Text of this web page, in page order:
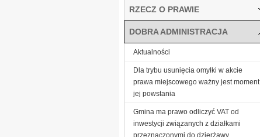
RZECZ O PRAWIE
DOBRA ADMINISTRACJA
Aktualności
Dla trybu usunięcia omyłki w akcie
prawa miejscowego ważny jest moment
jej powstania
Gmina ma prawo odliczyć VAT od
inwestycji związanych z działkami
przeznaczonymi do dzierżawy